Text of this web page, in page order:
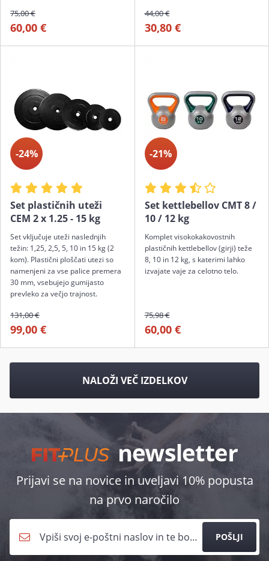
75,00 €
60,00 €
44,00 €
30,80 €
-24%
Set plastičnih uteži
CEM 2 x 1.25 - 15 kg
Set vključuje uteži naslednjih
težin: 1,25, 2,5, 5, 10 in 15 kg (2
kom). Plastični ploščati utezi so
namenjeni za vse palice premera
30 mm, vsebujejo gumijasto
prevleko za večjo trajnost.
131,00 €
99,00 €
-21%
Set kettlebellov CMT 8 /
10 / 12 kg
Komplet visokokakovostnih
plastičnih kettlebellov (girji) teže
8, 10 in 12 kg, s katerimi lahko
izvajate vaje za celotno telo.
75,98 €
60,00 €
NALOŽI VEČ IZDELKOV
Prijavi se na novice in uveljavi 10% popusta
na prvo naročilo
POŠLJI